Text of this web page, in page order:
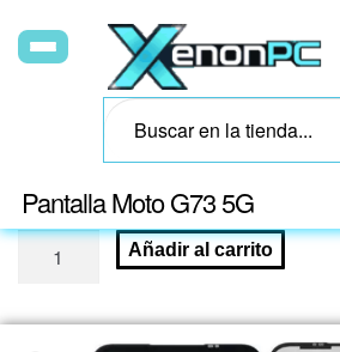
Pantalla Moto G73 5G
Añadir al carrito